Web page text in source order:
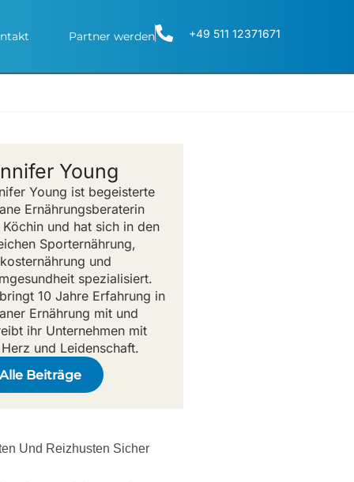
Partner werden +49 511 12371671
Young
Young ist begeisterte
Ernährungsberaterin
Köchin und hat sich in den
Sporternährung,
und
spezialisiert.
10 Jahre Erfahrung in
Ernährung mit und
ihr Unternehmen mit
und Leidenschaft.
Alle Beiträge
Und Reizhusten Sicher